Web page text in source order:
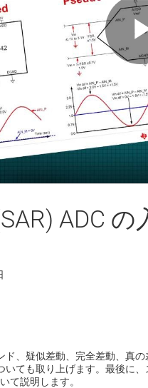
ADC
ド、疑似差動、完全差動、真
ても取り上げます。最後に
て説明します。